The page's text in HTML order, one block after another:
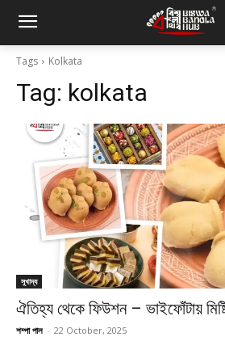
Tags Kolkata
Tag: kolkata
সুখাদ্য
ঐতিহ্য থেকে ফিউশন – ভাইফোঁটায়
শম্পা পাল - 22 October, 2025